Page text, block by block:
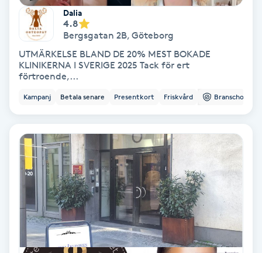
Färgning
Föning
Gel naglar
Gellack
Gellack med förstärkning
Gravidmassage
Dalia
4.8
Bergsgatan 2B, Göteborg
UTMÄRKELSE BLAND DE 20% MEST BOKADE
KLINIKERNA I SVERIGE 2025 Tack för ert
förtroende,...
Kampanj Betala senare Presentkort Friskvård Branschorg.